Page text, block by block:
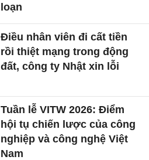
loạn
Điều nhân viên đi cất tiền
rồi thiệt mạng trong động
đất, công ty Nhật xin lỗi
Tuần lễ VITW 2026: Điểm
hội tụ chiến lược của công
nghiệp và công nghệ Việt
Nam